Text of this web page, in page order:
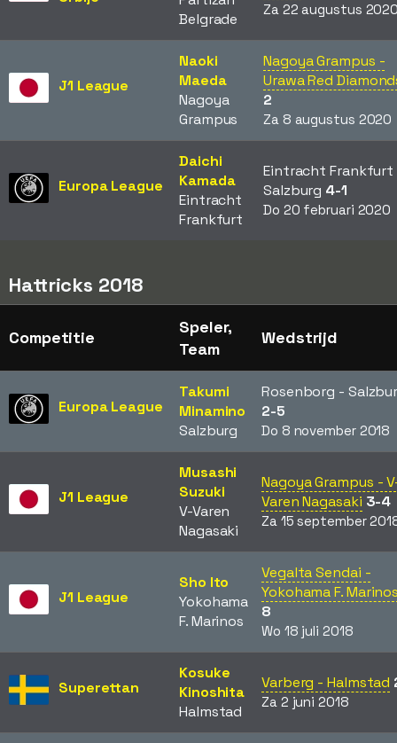
Belgrade
Za 22 augustus
J1 League
Naoki
Maeda
Nagoya
Grampus
Nagoya Grampus -
Urawa Red
2
Za 8 augustus 2020
Europa League
Daichi
Kamada
Eintracht
Frankfurt
Eintracht Frankfurt
Salzburg 4-1
Do 20 februari 2020
Hattricks 2018
Competitie
Speler,
Team
Wedstrijd
Europa League
Takumi
Minamino
Salzburg
Rosenborg -
2-5
Do 8 november 2018
J1 League
Musashi
Suzuki
V-Varen
Nagasaki
Nagoya Grampus -
Varen Nagasaki 3-4
Za 15 september
J1 League
Sho Ito
Yokohama
F. Marinos
Vegalta Sendai -
Yokohama F.
8
Wo 18 juli 2018
Superettan
Kosuke
Kinoshita
Halmstad
Varberg - Halmstad
Za 2 juni 2018